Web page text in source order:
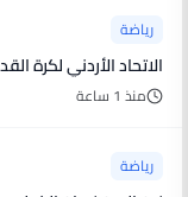
رياضة
الاتحاد الأردني لكرة
منذ 1 ساعة
رياضة